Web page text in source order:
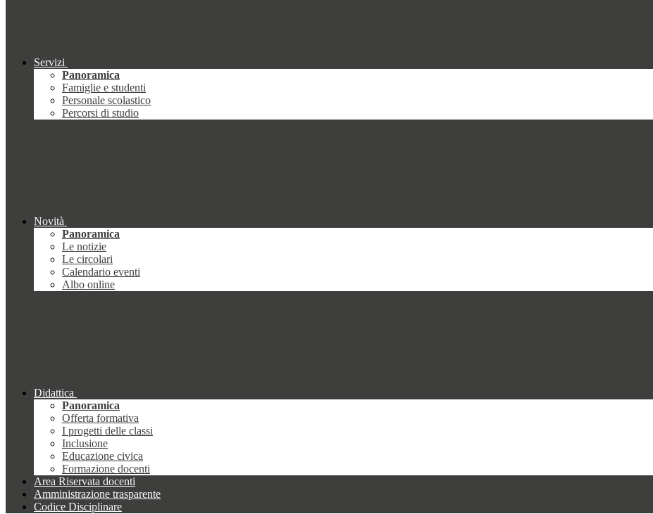
Servizi
Panoramica
Famiglie e studenti
Personale scolastico
Percorsi di studio
Novità
Panoramica
Le notizie
Le circolari
Calendario eventi
Albo online
Didattica
Panoramica
Offerta formativa
I progetti delle classi
Inclusione
Educazione civica
Formazione docenti
Area Riservata docenti
Amministrazione trasparente
Codice Disciplinare